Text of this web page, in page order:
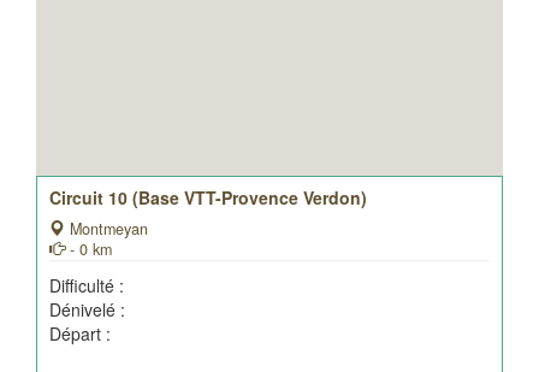
Circuit 10 (Base VTT-Provence Verdon)
Montmeyan
- 0 km
Difficulté :
Dénivelé :
Départ :